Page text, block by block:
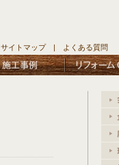
サイトマップ| よくある質問